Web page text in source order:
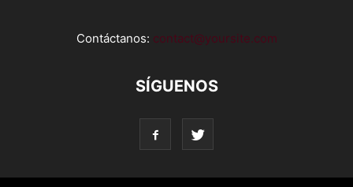
Contáctanos: contact@yoursite.com
SÍGUENOS